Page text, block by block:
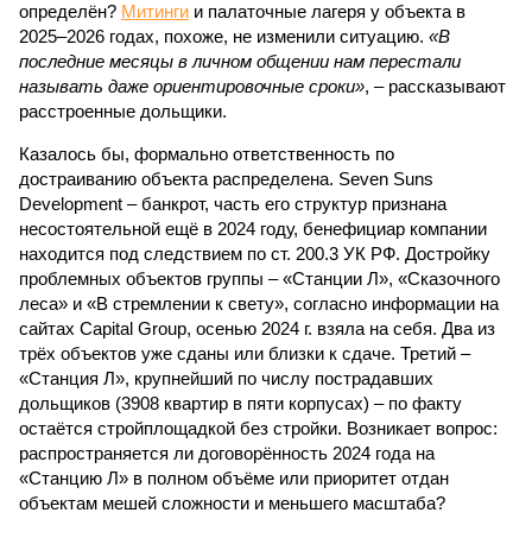
определён? Митинги и палаточные лагеря у объекта в
2025–2026 годах, похоже, не изменили ситуацию. «В
последние месяцы в личном общении нам перестали
называть даже ориентировочные сроки», – рассказывают
расстроенные дольщики.
Казалось бы, формально ответственность по
достраиванию объекта распределена. Seven Suns
Development – банкрот, часть его структур признана
несостоятельной ещё в 2024 году, бенефициар компании
находится под следствием по ст. 200.3 УК РФ. Достройку
проблемных объектов группы – «Станции Л», «Сказочного
леса» и «В стремлении к свету», согласно информации на
сайтах Capital Group, осенью 2024 г. взяла на себя. Два из
трёх объектов уже сданы или близки к сдаче. Третий –
«Станция Л», крупнейший по числу пострадавших
дольщиков (3908 квартир в пяти корпусах) – по факту
остаётся стройплощадкой без стройки. Возникает вопрос:
распространяется ли договорённость 2024 года на
«Станцию Л» в полном объёме или приоритет отдан
объектам мешей сложности и меньшего масштаба?